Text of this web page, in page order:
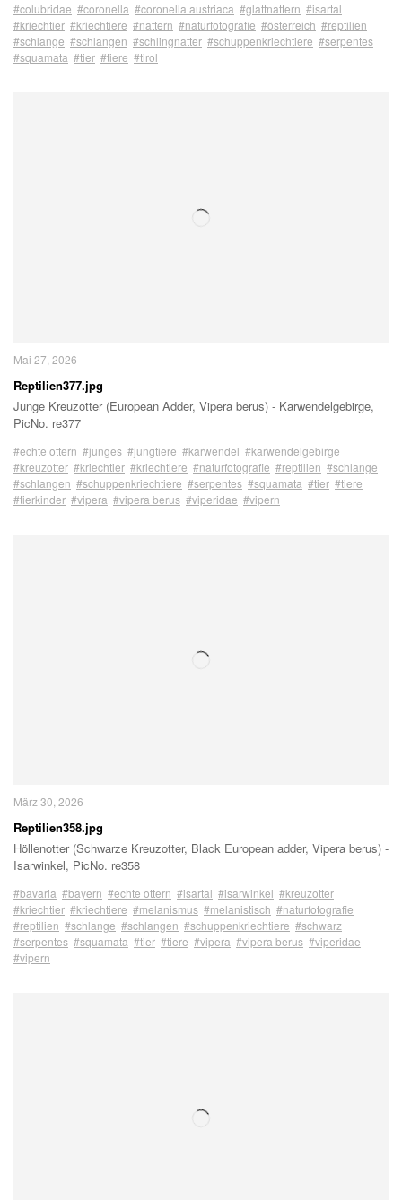
#colubridae #coronella #coronella austriaca #glattnattern #isartal
#kriechtier #kriechtiere #nattern #naturfotografie #österreich #reptilien
#schlange #schlangen #schlingnatter #schuppenkriechtiere #serpentes
#squamata #tier #tiere #tirol
Mai 27, 2026
Reptilien377.jpg
Junge Kreuzotter (European Adder, Vipera berus) - Karwendelgebirge,
PicNo. re377
#echte ottern #junges #jungtiere #karwendel #karwendelgebirge
#kreuzotter #kriechtier #kriechtiere #naturfotografie #reptilien #schlange
#schlangen #schuppenkriechtiere #serpentes #squamata #tier #tiere
#tierkinder #vipera #vipera berus #viperidae #vipern
März 30, 2026
Reptilien358.jpg
Höllenotter (Schwarze Kreuzotter, Black European adder, Vipera berus) -
Isarwinkel, PicNo. re358
#bavaria #bayern #echte ottern #isartal #isarwinkel #kreuzotter
#kriechtier #kriechtiere #melanismus #melanistisch #naturfotografie
#reptilien #schlange #schlangen #schuppenkriechtiere #schwarz
#serpentes #squamata #tier #tiere #vipera #vipera berus #viperidae
#vipern